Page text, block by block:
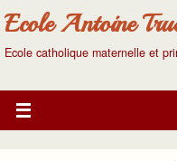
Ecole Antoine
Ecole catholique maternelle et